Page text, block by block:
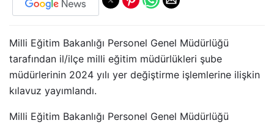
Milli Eğitim Bakanlığı Personel Genel Müdürlüğü
tarafından il/ilçe milli eğitim müdürlükleri şube
müdürlerinin 2024 yılı yer değiştirme işlemlerine ilişkin
kılavuz yayımlandı.
Milli Eğitim Bakanlığı Personel Genel Müdürlüğü